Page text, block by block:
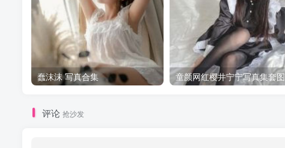
蠢沫沫 写真合集 童颜网红樱井宁宁写真集套图
评论 抢沙发